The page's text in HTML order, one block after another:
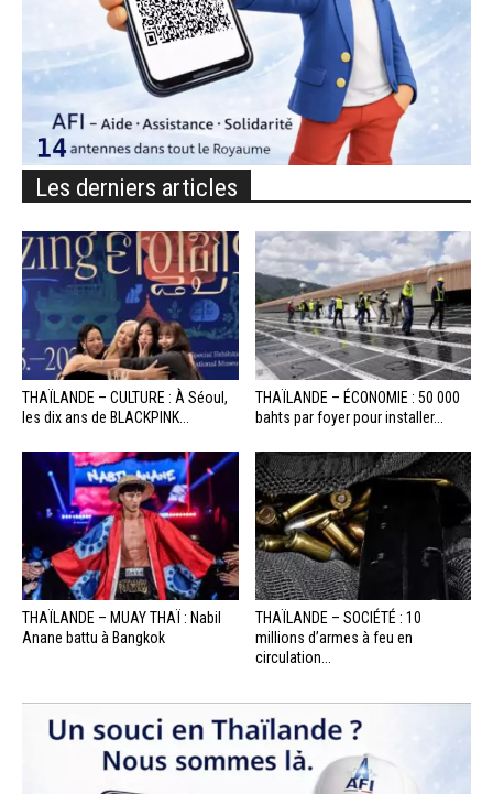
Les derniers articles
THAÏLANDE – CULTURE : À Séoul,
les dix ans de BLACKPINK...
THAÏLANDE – ÉCONOMIE : 50 000
bahts par foyer pour installer...
THAÏLANDE – MUAY THAÏ : Nabil
Anane battu à Bangkok
THAÏLANDE – SOCIÉTÉ : 10
millions d’armes à feu en
circulation...